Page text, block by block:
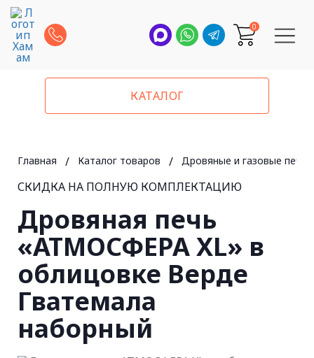
0
КАТАЛОГ
Главная / Каталог товаров / Дровяные и газовые печи
СКИДКА НА ПОЛНУЮ КОМПЛЕКТАЦИЮ
Дровяная печь
«АТМОСФЕРА XL» в
облицовке Верде
Гватемала
наборный